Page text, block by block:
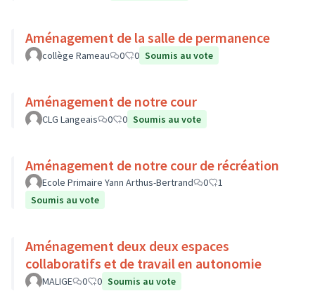
Aménagement de la salle de permanence
collège Rameau 0 0 Soumis au vote
Aménagement de notre cour
CLG Langeais 0 0 Soumis au vote
Aménagement de notre cour de récréation
Ecole Primaire Yann Arthus-Bertrand 0
1
Soumis au vote
Aménagement deux deux espaces
collaboratifs et de travail en autonomie
MALIGE 0 0 Soumis au vote